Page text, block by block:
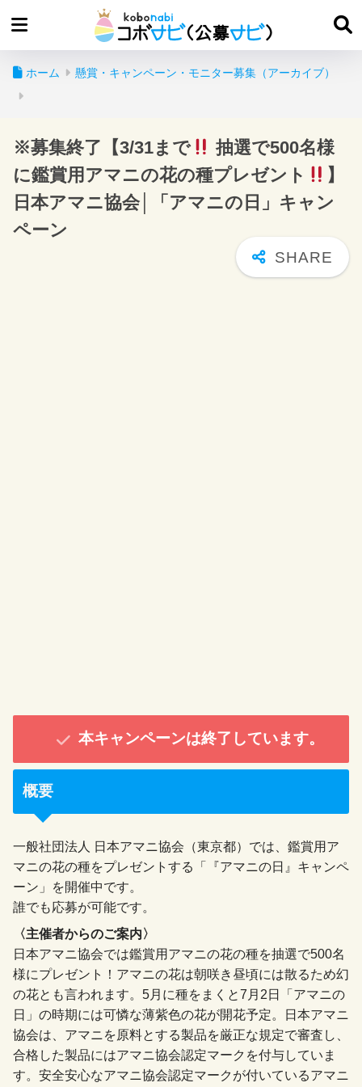
ホーム 懸賞・キャンペーン・モニター募集（アーカイブ）
※募集終了【3/31まで
抽選で500名様
に鑑賞用アマニの花の種プレゼント
】
日本アマニ協会│「アマニの日」キャン
ペーン
本キャンペーンは終了しています。
概要
一般社団法人 日本アマニ協会（東京都）では、鑑賞用ア
マニの花の種をプレゼントする「『アマニの日』キャンペ
ーン」を開催中です。
誰でも応募が可能です。
〈主催者からのご案内〉
日本アマニ協会では鑑賞用アマニの花の種を抽選で500名
様にプレゼント！アマニの花は朝咲き昼頃には散るため幻
の花とも言われます。5月に種をまくと7月2日「アマニの
日」の時期には可憐な薄紫色の花が開花予定。日本アマニ
協会は、アマニを原料とする製品を厳正な規定で審査し、
合格した製品にはアマニ協会認定マークを付与していま
す。安全安心なアマニ協会認定マークが付いているアマニ